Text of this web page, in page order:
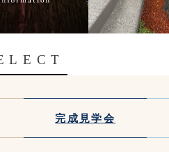
完成見学会